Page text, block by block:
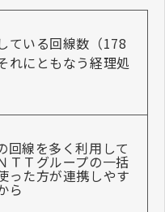
ている回線数（178
れにともなう経理処
回線を多く利用して
ＴＴグループの一括
った方が連携しやす
ら